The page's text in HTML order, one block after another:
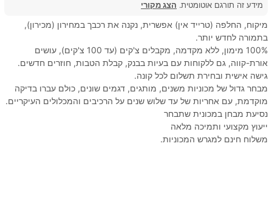
מידע זה תורגם אוטומטית. הצג מקורי
מיקוח, החלפה (טרייד אין) אפשרית, נקנה את רכבך במחירון (מכירון),
בתמורה לחדש יותר.
100% מימון, ללא מקדמה, מקבלים צ'קים (עד 100 צ'קים), עושים
אורת-קווה, גם ללקוחות עם בעיות בבנק, קבלת הטבות, חוזרים חדשים.
גישה אישית ובחירת תשלום לכל קונה.
מבחר גדול של מכוניות משנים, מותגים, דגמים שונים, כולם עברו בדיקה
מוקדמת, עם אחריות של עד שלוש שנים על הרכיבים והמכלולים העיקריים.
נסיעת מבחן במכונית שתבחר
ייעוץ מקצועי ותמיכה מלאה
משלוח חינם למגרש המכוניות.